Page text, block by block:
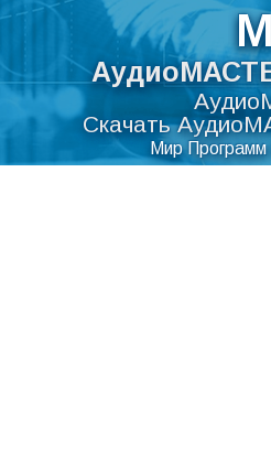
Скачать
Мир Программ